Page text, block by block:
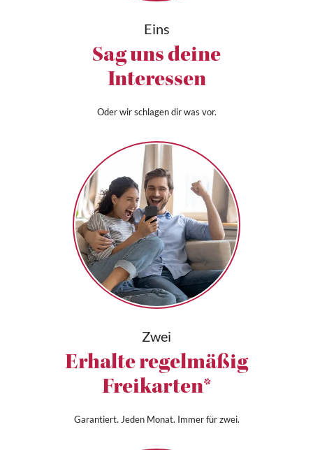
Eins
Sag uns deine
Interessen
Oder wir schlagen dir was vor.
Zwei
Erhalte regelmäßig
Freikarten*
Garantiert. Jeden Monat. Immer für zwei.